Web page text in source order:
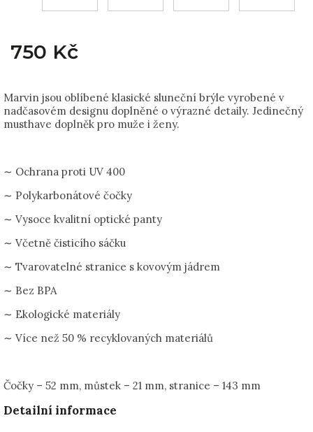
750 Kč
Marvin jsou oblíbené klasické sluneční brýle vyrobené v
nadčasovém designu doplněné o výrazné detaily. Jedinečný
musthave doplněk pro muže i ženy.
∼ Ochrana proti UV 400
∼ Polykarbonátové čočky
∼ Vysoce kvalitní optické panty
∼ Včetně čisticího sáčku
∼ Tvarovatelné stranice s kovovým jádrem
∼ Bez BPA
∼ Ekologické materiály
∼ Více než 50 % recyklovaných materiálů
Čočky – 52 mm, můstek – 21 mm, stranice – 143 mm
Detailní informace